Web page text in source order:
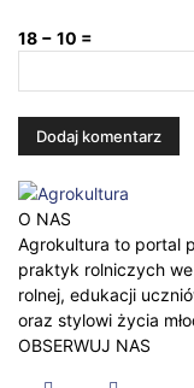
18 − 10 =
O NAS
Agrokultura to portal
praktyk rolniczych
rolnej, edukacji
oraz stylowi życia
OBSERWUJ NAS